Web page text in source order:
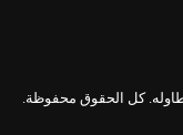
. كل الحقوق محفوظة.